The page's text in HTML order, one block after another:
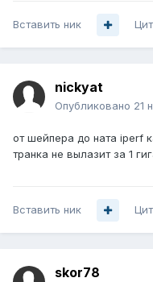
Вставить ник
nickyat
Опубликовано 21
от шейпера до ната iperf
транка не вылазит за 1
Вставить ник
skor78